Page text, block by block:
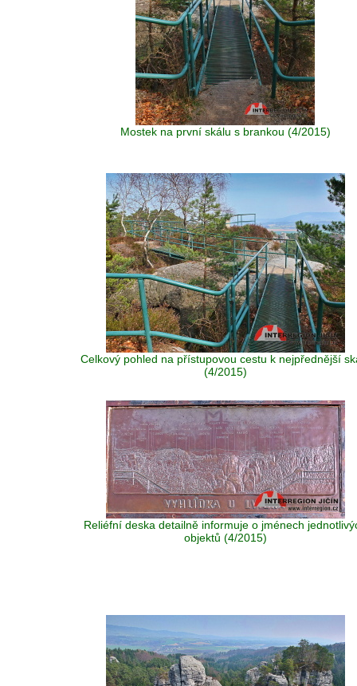
Mostek na první skálu s brankou (4/2015)
Celkový pohled na přístupovou cestu k nejpřednější
(4/2015)
Reliéfní deska detailně informuje o jménech
objektů (4/2015)